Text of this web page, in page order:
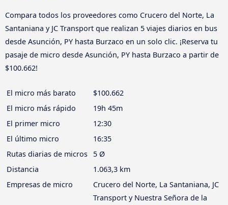
Compara todos los proveedores como Crucero del Norte, La
Santaniana y JC Transport que realizan 5 viajes diarios en bus
desde Asunción, PY hasta Burzaco en un solo clic. ¡Reserva tu
pasaje de micro desde Asunción, PY hasta Burzaco a partir de
$100.662!
El micro más barato
$100.662
El micro más rápido
19h 45m
El primer micro
12:30
El último micro
16:35
Rutas diarias de micros
5 Ø
Distancia
1.063,3 km
Empresas de micro
Crucero del Norte, La Santaniana, JC
Transport y Nuestra Señora de la